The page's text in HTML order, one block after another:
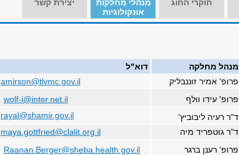
חוקרי החוג
מנהלי מחלקות
אונקולוגיות
יצירת קשר
מנהל מחלקה
דוא"ל
פרופ' אמיר זוננבליק
amirson@tlvmc.gov.il
פרופ' עידו וולף
wolf-i@inter.net.il
ד"ר רעיה ליבוביץ'
rayal@shamir.gov.il
ד"ר גוטפריד מיה
maya.gottfried@clalit.org.il
פרופ' רענן ברגר
Raanan.Berger@sheba.health.gov.il